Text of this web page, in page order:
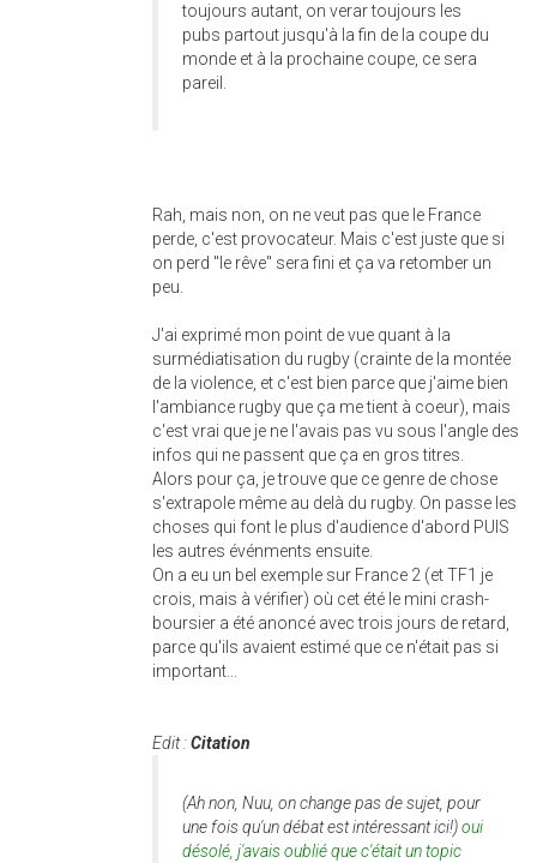
toujours autant, on verar toujours les
pubs partout jusqu'à la fin de la coupe du
monde et à la prochaine coupe, ce sera
pareil.
Rah, mais non, on ne veut pas que le France
perde, c'est provocateur. Mais c'est juste que si
on perd "le rêve" sera fini et ça va retomber un
peu.
J'ai exprimé mon point de vue quant à la
surmédiatisation du rugby (crainte de la montée
de la violence, et c'est bien parce que j'aime bien
l'ambiance rugby que ça me tient à coeur), mais
c'est vrai que je ne l'avais pas vu sous l'angle des
infos qui ne passent que ça en gros titres.
Alors pour ça, je trouve que ce genre de chose
s'extrapole même au delà du rugby. On passe les
choses qui font le plus d'audience d'abord PUIS
les autres événments ensuite.
On a eu un bel exemple sur France 2 (et TF1 je
crois, mais à vérifier) où cet été le mini crash-
boursier a été anoncé avec trois jours de retard,
parce qu'ils avaient estimé que ce n'était pas si
important...
Edit :Citation
(Ah non, Nuu, on change pas de sujet, pour
une fois qu'un débat est intéressant ici!)oui
désolé, j'avais oublié que c'était un topic